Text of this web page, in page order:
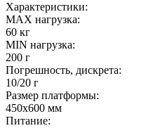
Характеристики:
MAX нагрузка:
60 кг
MIN нагрузка:
200 г
Погрешность, дискрета:
10/20 г
Размер платформы:
450х600 мм
Питание: